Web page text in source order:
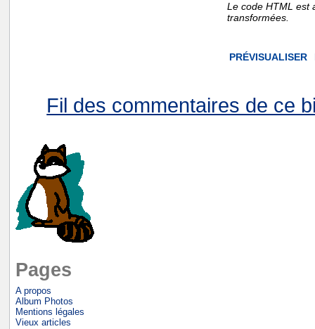
Le code HTML est
transformées.
Fil des commentaires de ce
Pages
A propos
Album Photos
Mentions légales
Vieux articles